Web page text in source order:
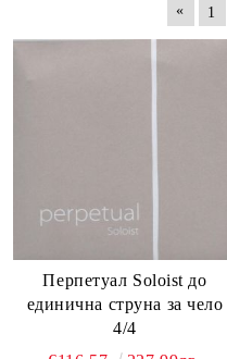
« 1
Перпетуал Soloist до
единична струна за чело
4/4